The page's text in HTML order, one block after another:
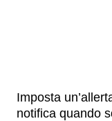
Imposta
notifica quando